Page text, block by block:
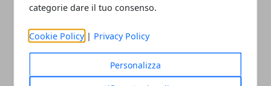
categorie dare il tuo consenso.
Cookie Policy | Privacy Policy
Personalizza
Redazione